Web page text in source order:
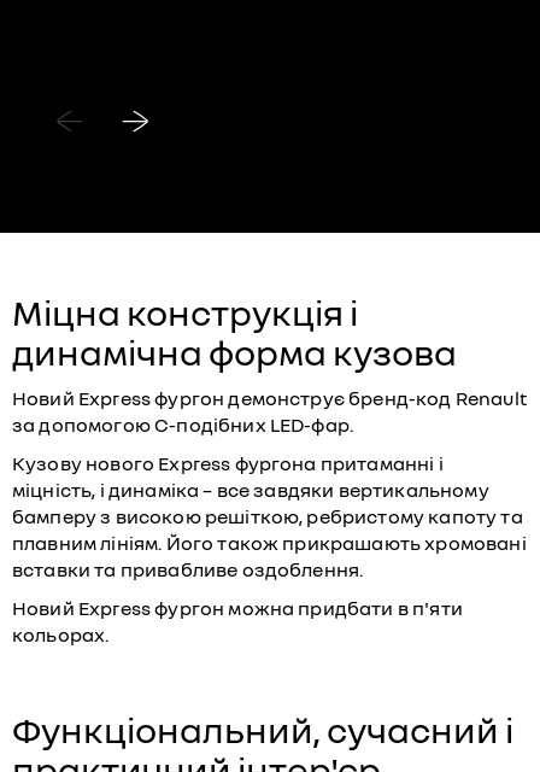
Міцна конструкція і
динамічна форма кузова
Новий Express фургон демонструє бренд-код Renault
за допомогою С-подібних LED-фар.
Кузову нового Express фургона притаманні і
міцність, і динаміка – все завдяки вертикальному
бамперу з високою решіткою, ребристому капоту та
плавним лініям. Його також прикрашають хромовані
вставки та привабливе оздоблення.
Новий Express фургон можна придбати в п'яти
кольорах.
Функціональний, сучасний і